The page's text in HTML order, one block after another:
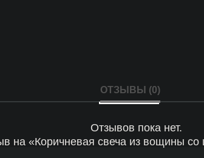
ОТЗЫВЫ (0)
Отзывов пока нет.
на «Коричневая свеча из вощины